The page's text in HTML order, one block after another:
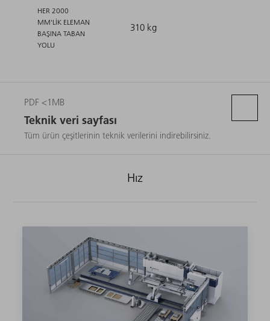
HER 2000
MM'LIK ELEMAN
BAŞINA TABAN
YOLU
310 kg
PDF <1MB
Teknik veri sayfası
Tüm ürün çeşitlerinin teknik verilerini indirebilirsiniz.
Hız